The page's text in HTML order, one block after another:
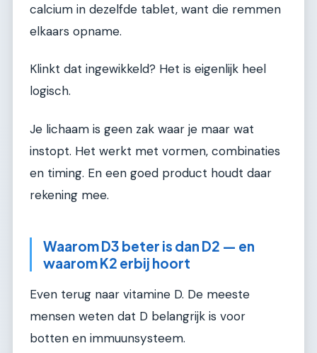
calcium in dezelfde tablet, want die remmen
elkaars opname.
Klinkt dat ingewikkeld? Het is eigenlijk heel
logisch.
Je lichaam is geen zak waar je maar wat
instopt. Het werkt met vormen, combinaties
en timing. En een goed product houdt daar
rekening mee.
Waarom D3 beter is dan D2 — en
waarom K2 erbij hoort
Even terug naar vitamine D. De meeste
mensen weten dat D belangrijk is voor
botten en immuunsysteem.